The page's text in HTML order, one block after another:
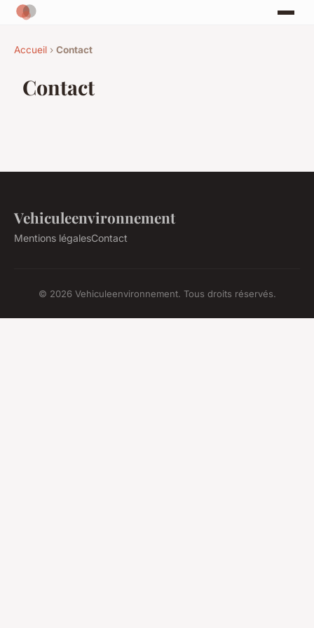
Accueil › Contact
Contact
Vehiculeenvironnement
Mentions légalesContact
© 2026 Vehiculeenvironnement. Tous droits réservés.